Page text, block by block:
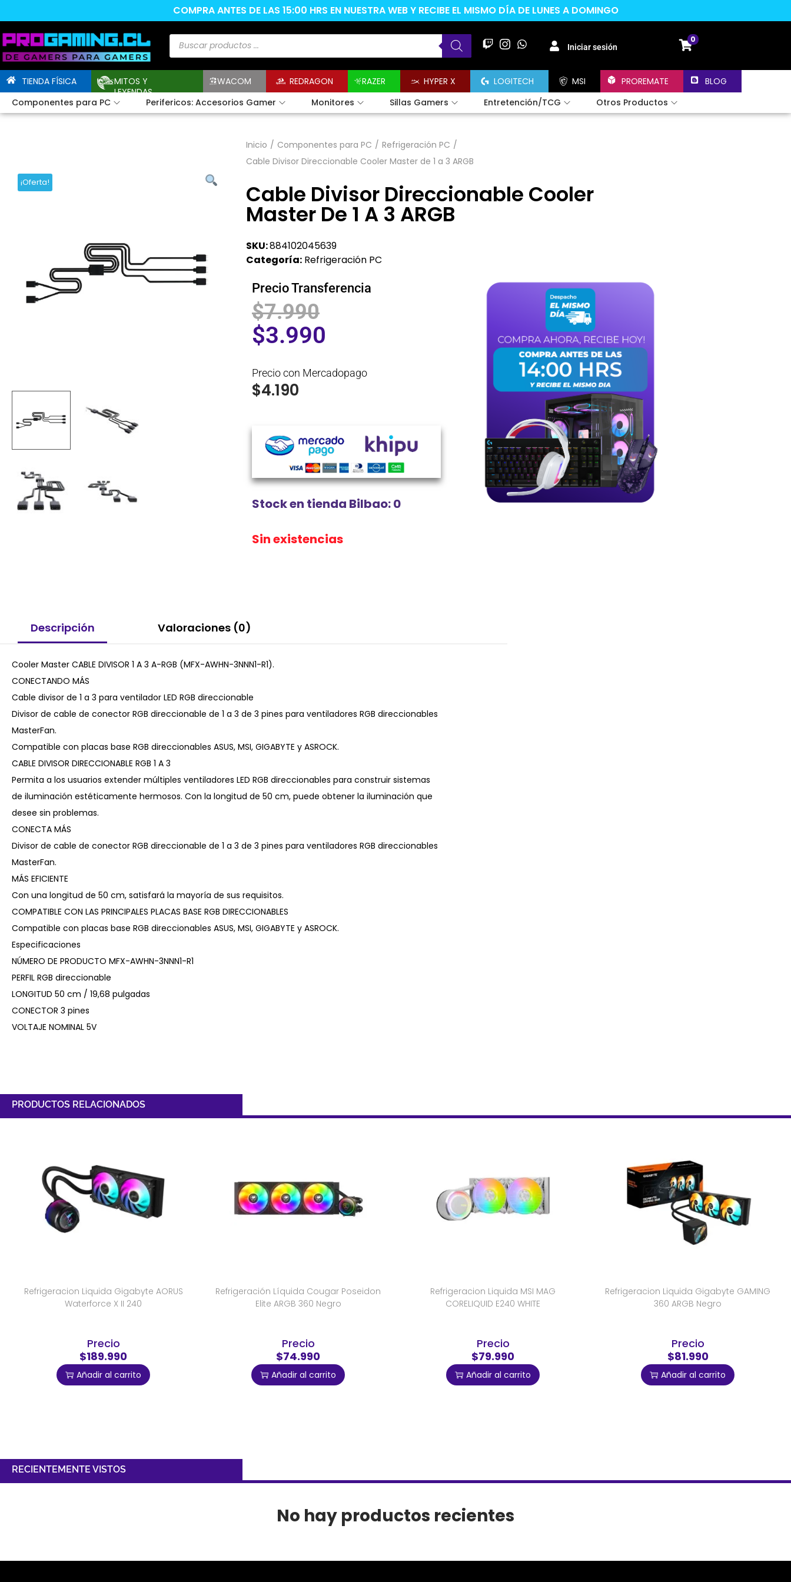
COMPRA ANTES DE LAS 15:00 HRS EN NUESTRA WEB Y RECIBE EL MISMO DÍA DE LUNES A DOMINGO
Iniciar sesión
0
TIENDA FÍSICA
MITOS Y
LEYENDAS
WACOM REDRAGON RAZER HYPER X LOGITECH MSI PROREMATE
BLOG
Componentes para PC
Perifericos: Accesorios Gamer Monitores Sillas Gamers Entretención/TCG Otros Productos
¡Oferta!
Inicio / Componentes para PC / Refrigeración PC /
Cable Divisor Direccionable Cooler Master de 1 a 3 ARGB
Cable Divisor Direccionable Cooler
Master De 1 A 3 ARGB
SKU:884102045639
Categoría: Refrigeración PC
Precio Transferencia
$7.990
$3.990
Precio con Mercadopago
$4.190
Stock en tienda Bilbao: 0
Sin existencias
Descripción Valoraciones (0)
Cooler Master CABLE DIVISOR 1 A 3 A-RGB (MFX-AWHN-3NNN1-R1).
CONECTANDO MÁS
Cable divisor de 1 a 3 para ventilador LED RGB direccionable
Divisor de cable de conector RGB direccionable de 1 a 3 de 3 pines para ventiladores RGB direccionables
MasterFan.
Compatible con placas base RGB direccionables ASUS, MSI, GIGABYTE y ASROCK.
CABLE DIVISOR DIRECCIONABLE RGB 1 A 3
Permita a los usuarios extender múltiples ventiladores LED RGB direccionables para construir sistemas
de iluminación estéticamente hermosos. Con la longitud de 50 cm, puede obtener la iluminación que
desee sin problemas.
CONECTA MÁS
Divisor de cable de conector RGB direccionable de 1 a 3 de 3 pines para ventiladores RGB direccionables
MasterFan.
MÁS EFICIENTE
Con una longitud de 50 cm, satisfará la mayoría de sus requisitos.
COMPATIBLE CON LAS PRINCIPALES PLACAS BASE RGB DIRECCIONABLES
Compatible con placas base RGB direccionables ASUS, MSI, GIGABYTE y ASROCK.
Especificaciones
NÚMERO DE PRODUCTO MFX-AWHN-3NNN1-R1
PERFIL RGB direccionable
LONGITUD 50 cm / 19,68 pulgadas
CONECTOR 3 pines
VOLTAJE NOMINAL 5V
PRODUCTOS RELACIONADOS
Refrigeracion Liquida Gigabyte AORUS
Waterforce X II 240
Precio
$189.990
Añadir al carrito
Refrigeración Líquida Cougar Poseidon
Elite ARGB 360 Negro
Precio
$74.990
Añadir al carrito
Refrigeracion Liquida MSI MAG
CORELIQUID E240 WHITE
Precio
$79.990
Añadir al carrito
Refrigeracion Liquida Gigabyte GAMING
360 ARGB Negro
Precio
$81.990
Añadir al carrito
RECIENTEMENTE VISTOS
No hay productos recientes